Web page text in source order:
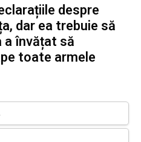
despre
dar ea trebuie să
a învățat să
toate armele